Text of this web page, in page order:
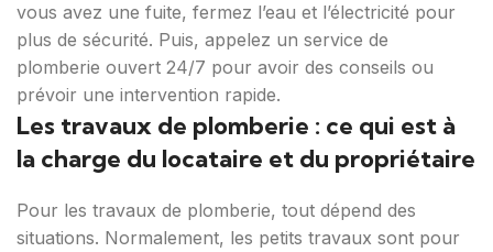
vous avez une fuite, fermez l’eau et l’électricité pour
plus de sécurité. Puis, appelez un service de
plomberie ouvert 24/7 pour avoir des conseils ou
prévoir une intervention rapide.
Les travaux de plomberie : ce qui est à
la charge du locataire et du propriétaire
Pour les travaux de plomberie, tout dépend des
situations. Normalement, les petits travaux sont pour